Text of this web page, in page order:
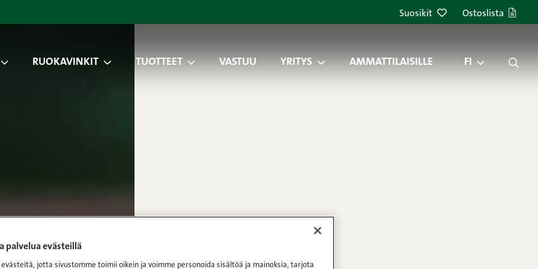
Suosikit Ostoslista
RUOKAVINKIT TUOTTEET VASTUU YRITYS AMMATTILAISILLE FI
palvelua evästeillä
evästeitä, jotta sivustomme toimii oikein ja voimme personoida sisältöä ja mainoksia, tarjota